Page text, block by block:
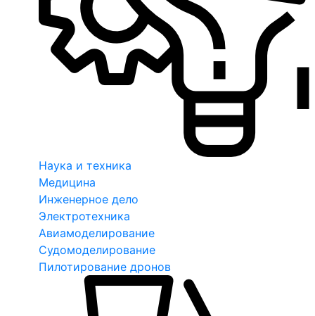
Наука и техника
Медицина
Инженерное дело
Электротехника
Авиамоделирование
Судомоделирование
Пилотирование дронов